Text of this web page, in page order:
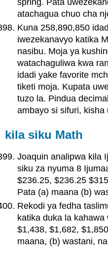
atachagua chuo cha
Kuna 258,890,850
iwezekanavyo katika
nasibu. Moja ya
watachaguliwa kwa
idadi yake favorite
tiketi moja. Kupata
tuzo la. Pindua
ambayo si sifuri, kisha
kila siku Math
Joaquin analipwa kila
siku za nyuma 8
$236.25, $236.25
Pata (a) maana (b)
Rekodi ya fedha
katika duka la
$1,438, $1,682,
maana, (b) wastani,